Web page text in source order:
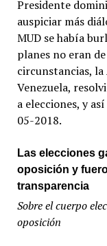
Presidente
auspiciar más
MUD se había
planes no eran
circunstancias,
Venezuela,
a elecciones, y
05-2018.
Las elecciones
oposición y
transparencia
Sobre el cuerpo
oposición